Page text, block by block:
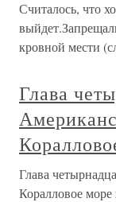
Считалось, что
кровной мести
Глава
Глава
Коралловое